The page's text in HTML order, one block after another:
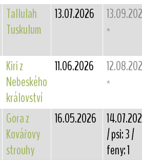
Tallulah
Tuskulum
13.07.2026
*
Kiri z
Nebeského
království
11.06.2026
*
Gora z
Kovářovy
strouhy
16.05.2026
/ psi: 3 /
feny: 1